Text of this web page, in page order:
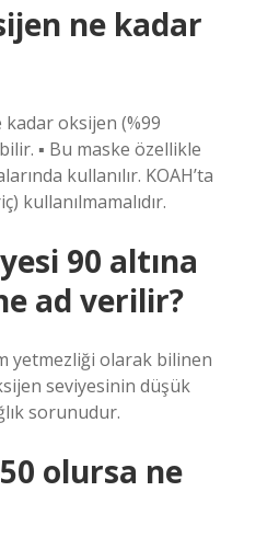
ne kadar
oksijen (%99
▪ Bu maske özellikle
kullanılır. KOAH’ta
kullanılmamalıdır.
90 altına
ad verilir?
yetmezliği olarak bilinen
seviyesinin düşük
sorunudur.
olursa ne